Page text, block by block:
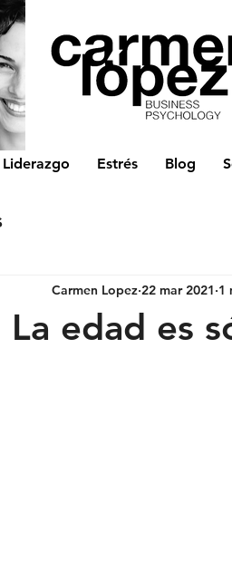
Liderazgo Estrés Blog
La edad es
Carmen Lopez 22 mar 2021 1